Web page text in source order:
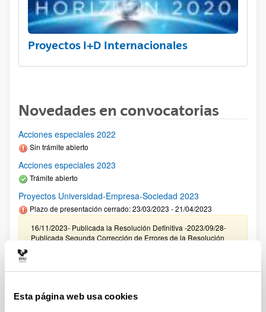
Esta página web usa cookies
Proyectos I+D Internacionales
Novedades en convocatorias
Acciones especiales 2022
Sin trámite abierto
Acciones especiales 2023
Trámite abierto
Proyectos Universidad-Empresa-Sociedad 2023
Plazo de presentación cerrado: 23/03/2023 - 21/04/2023
16/11/2023- Publicada la Resolución Definitiva -2023/09/28-
Publicada Segunda Corrección de Errores de la Resolución